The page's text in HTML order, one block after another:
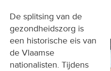
De splitsing van de
gezondheidszorg is
een historische eis van
de Vlaamse
nationalisten. Tijdens